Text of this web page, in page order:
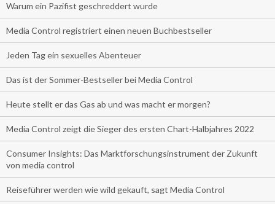
Warum ein Pazifist geschreddert wurde
Media Control registriert einen neuen Buchbestseller
Jeden Tag ein sexuelles Abenteuer
Das ist der Sommer-Bestseller bei Media Control
Heute stellt er das Gas ab und was macht er morgen?
Media Control zeigt die Sieger des ersten Chart-Halbjahres 2022
Consumer Insights: Das Marktforschungsinstrument der Zukunft
von media control
Reiseführer werden wie wild gekauft, sagt Media Control